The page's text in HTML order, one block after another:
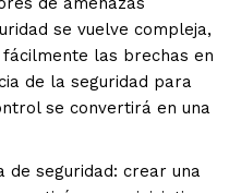
se vuelve compleja,
las brechas en
de la seguridad para
se convertirá en una
de seguridad: crear una